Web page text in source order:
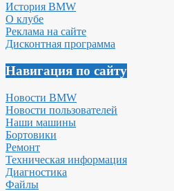
История BMW
О клубе
Реклама на сайте
Дисконтная программа
Навигация по сайту
Новости BMW
Новости пользователей
Наши машины
Бортовики
Ремонт
Техническая информация
Диагностика
Файлы